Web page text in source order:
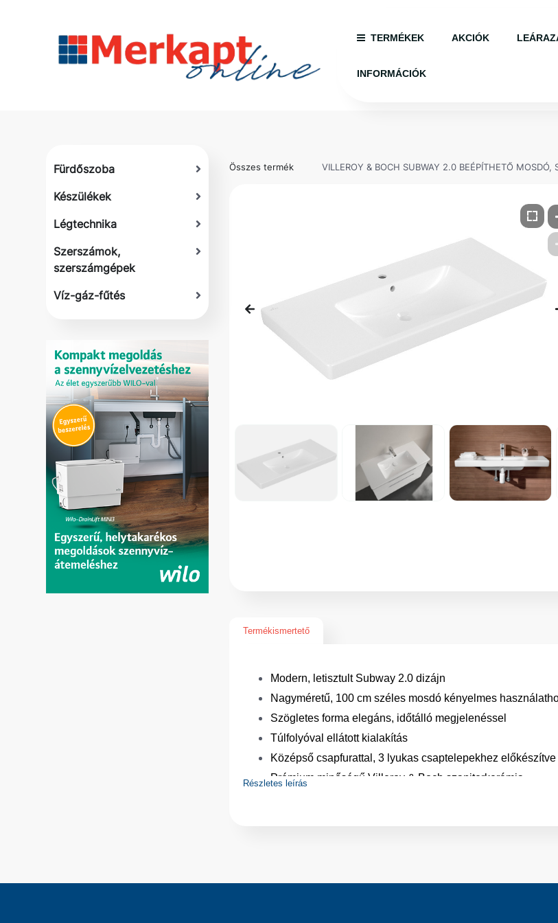
TERMÉKEK AKCIÓK
INFORMÁCIÓK
Fürdőszoba
Készülékek
Légtechnika
Szerszámok,
szerszámgépek
Víz-gáz-fűtés
Összes termék VILLEROY & BOCH SUBWAY 2.0 BEÉPÍTHETŐ MOSDÓ,
Termékismertető
Modern, letisztult Subway 2.0 dizájn
Nagyméretű, 100 cm széles mosdó kényelmes
Szögletes forma elegáns, időtálló megjelenéssel
Túlfolyóval ellátott kialakítás
Középső csapfurattal, 3 lyukas csaptelepekhez előkészítve
Prémium minőségű Villeroy & Boch szaniterkerámia
Részletes leírás